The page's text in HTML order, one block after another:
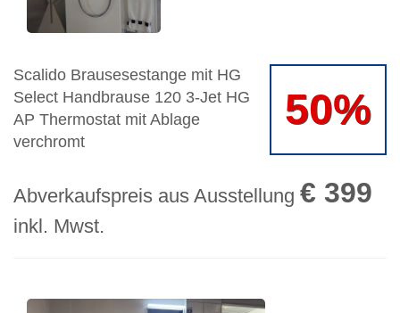
Scalido Brausesestange mit HG
Select Handbrause 120 3-Jet HG
AP Thermostat mit Ablage
verchromt
50%
Abverkaufspreis aus Ausstellung € 399
inkl. Mwst.